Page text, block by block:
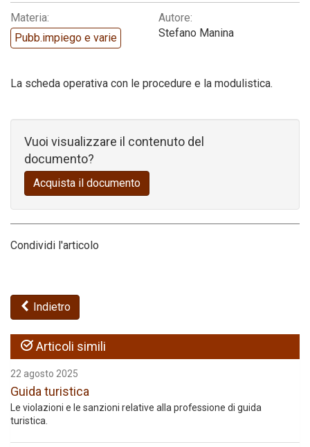
Codice della strada
Materia:
Pubb.impiego e varie
Autore:
Stefano Manina
La scheda operativa con le procedure e la modulistica.
Vuoi visualizzare il contenuto del
documento?
Acquista il documento
Condividi l'articolo
Indietro
Articoli simili
22 agosto 2025
Guida turistica
Le violazioni e le sanzioni relative alla professione di guida
turistica.